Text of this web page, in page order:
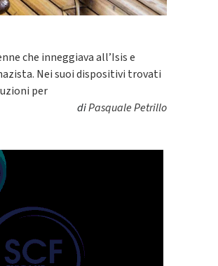
che inneggiava all’Isis e
Nei suoi dispositivi trovati
per
diPasquale Petrillo